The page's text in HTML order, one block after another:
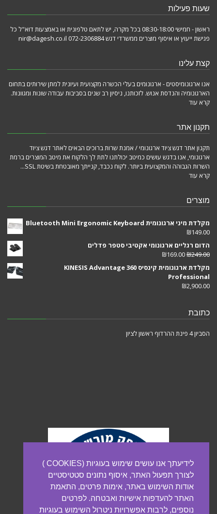
שעות פעילות
ראשון - חמישי 08:30-18:00 בכל מקרה, יש לתאם טלפונית או באמצעות דוא"ל כל
פגישת ייעוץ או איסוף מוצרים ממשרדי דגש 072-2306884 nir@dagesh.co.il
קצת עלינו
אנו ארגונומיסטים - ארגונומים בעלי הכשרה מקצועית ועיונית למתן שירותים בתחום
הארגונומיה והנדסת אנוש. לזכותנו, ניסיון רב שנים בסביבות עבודה שונות ומגוונות.
קרא עוד
תקנון אתר
תקנון אתר דגש ציוד ארגונומי / אמנת שרות ברוכים הבאים לאתר דגש ציוד
ארגונומי, אנו בדגש עושים כמיטב יכולתנו לתת לך הלקוח את מיטב המוצרים ברמת
השרות הגבוהה והמקצועית ביותר. לקוח נכבד, קנייתך מאובטחת בשיטת SSL...
קרא עוד
מוצרים
מקלדת מיני ארגונומית Bluetooth Mini Ergonomic Keyboard
₪149.00
הדום רגליים ארגונומי אקטיבי סטפר פדלים
₪249.00
₪169.00
מקלדת ארגונומית קינסיס KINESIS Advantage 360
Professional
₪2,900.00
כתובת
הסביון 4 פינת ההרדוף ראשון לציון
לידיעתך אנו עושים שימוש בעוגיות (COOKIES )
לצורך תפעול האתר, איסוף נתונים סטטיסטיים
אודות השימוש באתר, אימות פרטים, התאמת
האתר להעדפות אישיות ואבטחה. לפרטים
נוספים, לרבות אפשרויות ניטרול השימוש בעוגיות